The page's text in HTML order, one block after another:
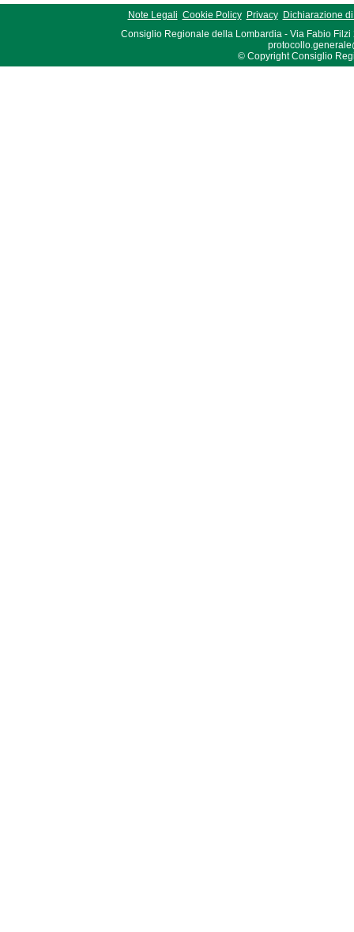
Note Legali Cookie Policy Privacy
Dichiarazione
Consiglio Regionale della Lombardia - Via Fabio Filzi
© Copyright Consiglio